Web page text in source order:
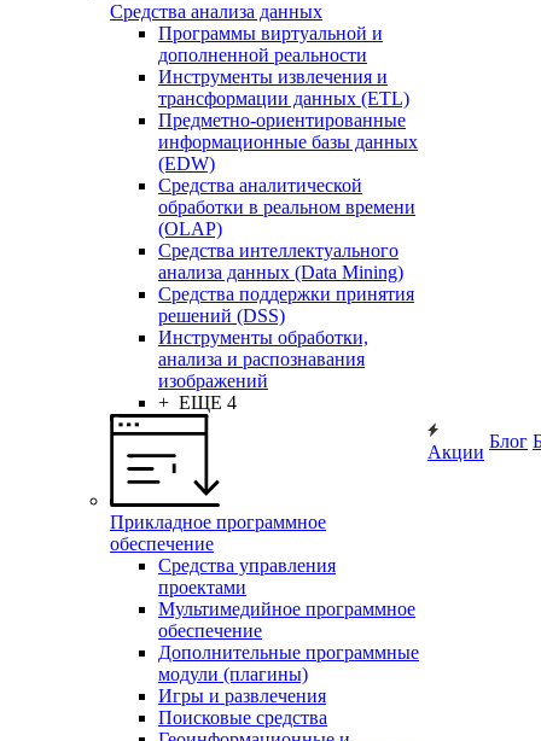
Средства анализа данных
Программы виртуальной и
дополненной реальности
Инструменты извлечения и
трансформации данных (ETL)
Предметно-ориентированные
информационные базы данных
(EDW)
Средства аналитической
обработки в реальном времени
(OLAP)
Средства интеллектуального
анализа данных (Data Mining)
Средства поддержки принятия
решений (DSS)
Инструменты обработки,
анализа и распознавания
изображений
+ ЕЩЕ 4
Прикладное программное
обеспечение
Средства управления
проектами
Мультимедийное программное
обеспечение
Дополнительные программные
модули (плагины)
Игры и развлечения
Поисковые средства
Акции
Блог